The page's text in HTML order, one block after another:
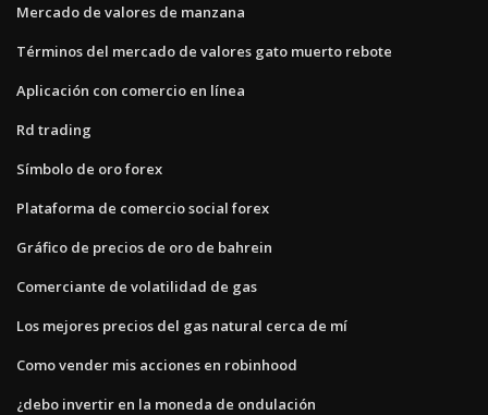
Mercado de valores de manzana
Términos del mercado de valores gato muerto rebote
Aplicación con comercio en línea
Rd trading
Símbolo de oro forex
Plataforma de comercio social forex
Gráfico de precios de oro de bahrein
Comerciante de volatilidad de gas
Los mejores precios del gas natural cerca de mí
Como vender mis acciones en robinhood
¿debo invertir en la moneda de ondulación